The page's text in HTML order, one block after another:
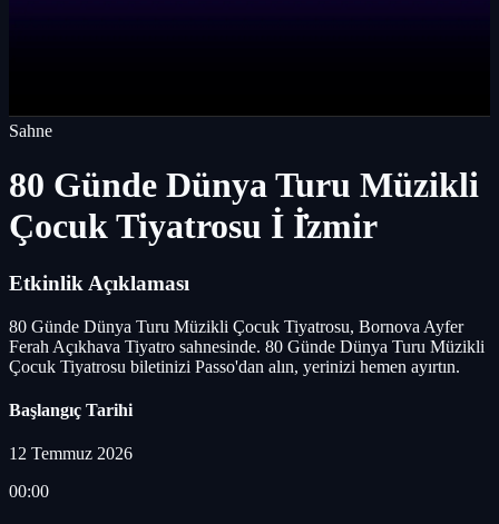
Sahne
80 Günde Dünya Turu Müzikli
Çocuk Tiyatrosu İ İ̇zmir
Etkinlik Açıklaması
80 Günde Dünya Turu Müzikli Çocuk Tiyatrosu, Bornova Ayfer
Ferah Açıkhava Tiyatro sahnesinde. 80 Günde Dünya Turu Müzikli
Çocuk Tiyatrosu biletinizi Passo'dan alın, yerinizi hemen ayırtın.
Başlangıç Tarihi
12 Temmuz 2026
00:00